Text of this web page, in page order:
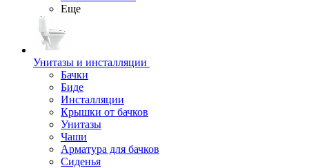
Еще
Унитазы и инсталляции
Бачки
Биде
Инсталляции
Крышки от бачков
Унитазы
Чаши
Арматура для бачков
Сиденья